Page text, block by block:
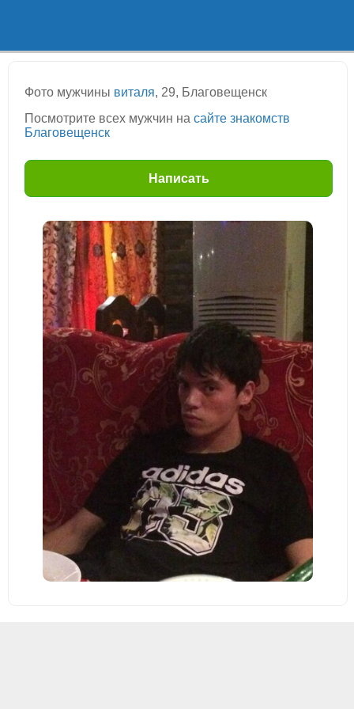
Фото мужчины виталя, 29, Благовещенск
Посмотрите всех мужчин на сайте знакомств
Благовещенск
Написать